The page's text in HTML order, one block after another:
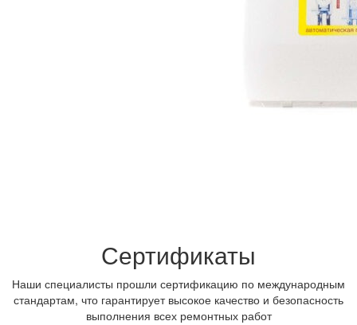
Сертификаты
Наши специалисты прошли сертификацию по международным
стандартам, что гарантирует высокое качество и безопасность
выполнения всех ремонтных работ